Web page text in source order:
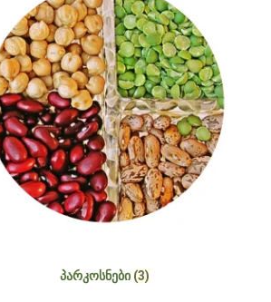
ᲞᲐᲠᲙᲝᲡᲜᲔᲑᲘ (3)